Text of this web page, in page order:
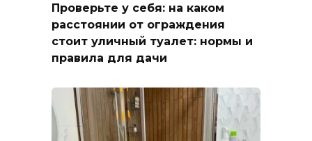
Проверьте у себя: на каком
расстоянии от ограждения
стоит уличный туалет: нормы и
правила для дачи